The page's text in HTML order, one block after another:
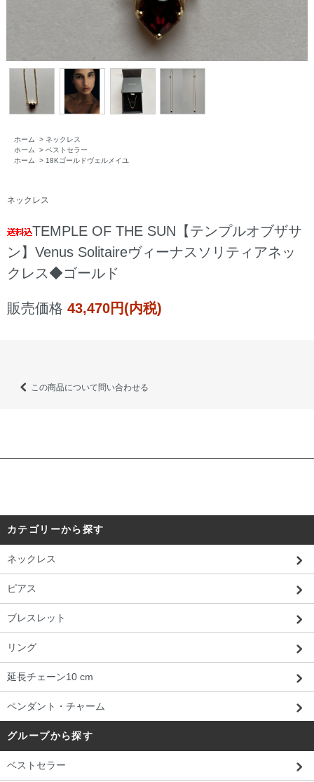
ホーム > ネックレス
ホーム
> ベストセラー
ホーム
> 18Kゴールドヴェルメイユ
ネックレス
TEMPLE OF THE SUN【テンプルオブザサ
ン】Venus Solitaireヴィーナスソリティアネッ
クレス◆ゴールド
販売価格 43,470円(内税)
この商品について問い合わせる
カテゴリーから探す
ネックレス
ピアス
ブレスレット
リング
延長チェーン10 cm
ペンダント・チャーム
グループから探す
ベストセラー